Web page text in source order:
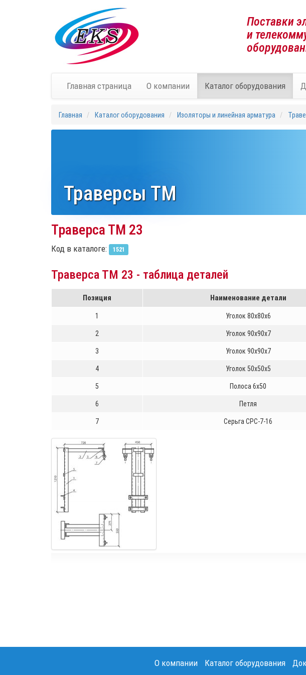
Поставки
и
Главная страница О компании Каталог оборудования
Главная Каталог оборудования Изоляторы и линейная арматура
Траверсы ТМ
Траверса ТМ 23
Код в каталоге: 1521
Траверса ТМ 23 - таблица деталей
Позиция Наименование детали
1 Уголок 80х80х6
2 Уголок 90х90х7
3 Уголок 90х90х7
4 Уголок 50х50х5
5 Полоса 6х50
6 Петля
7 Серьга СРС-7-16
О компании Каталог оборудования